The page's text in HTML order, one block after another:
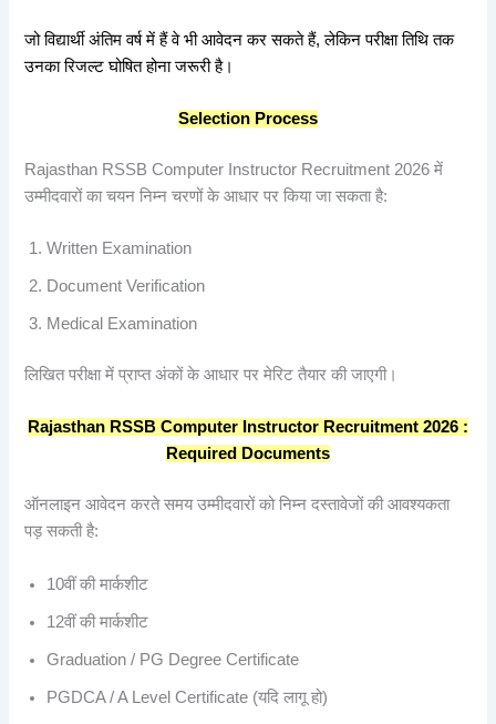
जो विद्यार्थी अंतिम वर्ष में हैं वे भी आवेदन कर सकते हैं, लेकिन परीक्षा तिथि तक
उनका रिजल्ट घोषित होना जरूरी है।
Selection Process
Rajasthan RSSB Computer Instructor Recruitment 2026 में
उम्मीदवारों का चयन निम्न चरणों के आधार पर किया जा सकता है:
Written Examination
Document Verification
Medical Examination
लिखित परीक्षा में प्राप्त अंकों के आधार पर मेरिट तैयार की जाएगी।
Rajasthan RSSB Computer Instructor Recruitment 2026 :
Required Documents
ऑनलाइन आवेदन करते समय उम्मीदवारों को निम्न दस्तावेजों की आवश्यकता
पड़ सकती है:
10वीं की मार्कशीट
12वीं की मार्कशीट
Graduation / PG Degree Certificate
PGDCA / A Level Certificate (यदि लागू हो)